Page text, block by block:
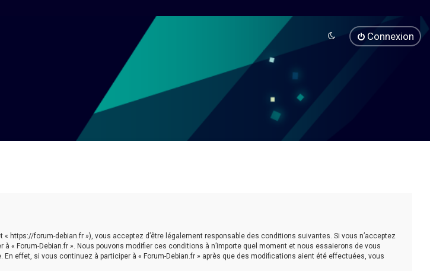
Connexion
« https://forum-debian.fr »), vous acceptez d’être légalement responsable des conditions suivantes. Si vous n’acceptez
Forum-Debian.fr ». Nous pouvons modifier ces conditions à n’importe quel moment et nous essaierons de vous
effet, si vous continuez à participer à « Forum-Debian.fr » après que des modifications aient été effectuées, vous